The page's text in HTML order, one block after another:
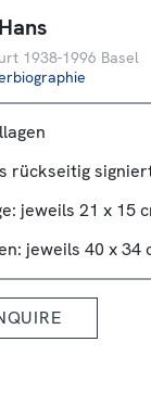
1938-1996 Basel
rückseitig
jeweils 21 x 15
jeweils 40 x 34